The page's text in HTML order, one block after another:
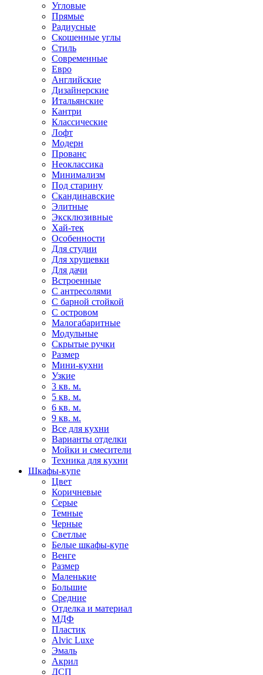
Угловые
Прямые
Радиусные
Скошенные углы
Стиль
Современные
Евро
Английские
Дизайнерские
Итальянские
Кантри
Классические
Лофт
Модерн
Прованс
Неоклассика
Минимализм
Под старину
Скандинавские
Элитные
Эксклюзивные
Хай-тек
Особенности
Для студии
Для хрущевки
Для дачи
Встроенные
С антресолями
С барной стойкой
С островом
Малогабаритные
Модульные
Скрытые ручки
Размер
Мини-кухни
Узкие
3 кв. м.
5 кв. м.
6 кв. м.
9 кв. м.
Все для кухни
Варианты отделки
Мойки и смесители
Техника для кухни
Шкафы-купе
Цвет
Коричневые
Серые
Темные
Черные
Светлые
Белые шкафы-купе
Венге
Размер
Маленькие
Большие
Средние
Отделка и материал
МДФ
Пластик
Alvic Luxe
Эмаль
Акрил
ДСП